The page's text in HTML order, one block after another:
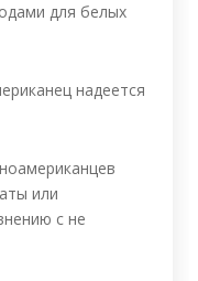
для белых
надеется
или
с не